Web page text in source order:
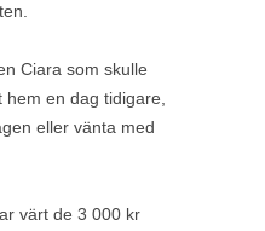
Ciara som skulle
hem en dag tidigare,
eller vänta med
värt de 3 000 kr